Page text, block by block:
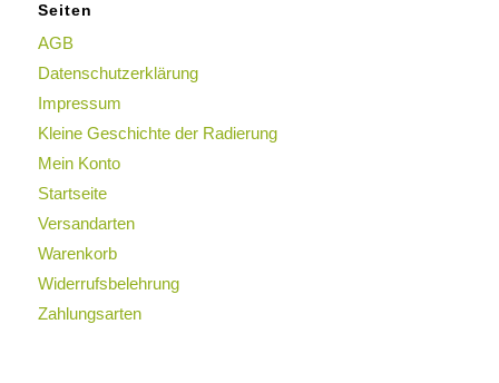
Seiten
AGB
Datenschutzerklärung
Impressum
Kleine Geschichte der Radierung
Mein Konto
Startseite
Versandarten
Warenkorb
Widerrufsbelehrung
Zahlungsarten